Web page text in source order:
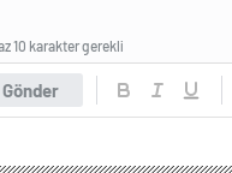
Gönder
10 karakter gerekli